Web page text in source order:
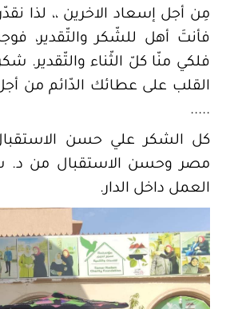
مِن أجل إسعاد الاخرين ،، لذا
فأنتَ أهل للشّكر والتّقدير،
فلكي منّا كلّ الثّناء والتّقدير.
القلب على عطائك الدّائم من
.....
كل الشكر علي حسن
مصر وحسن الاستقبال من د.
العمل داخل الدار.